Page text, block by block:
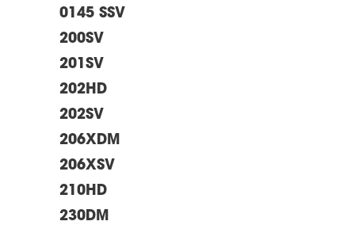
0145 SSV
200SV
201SV
202HD
202SV
206XDM
206XSV
210HD
230DM